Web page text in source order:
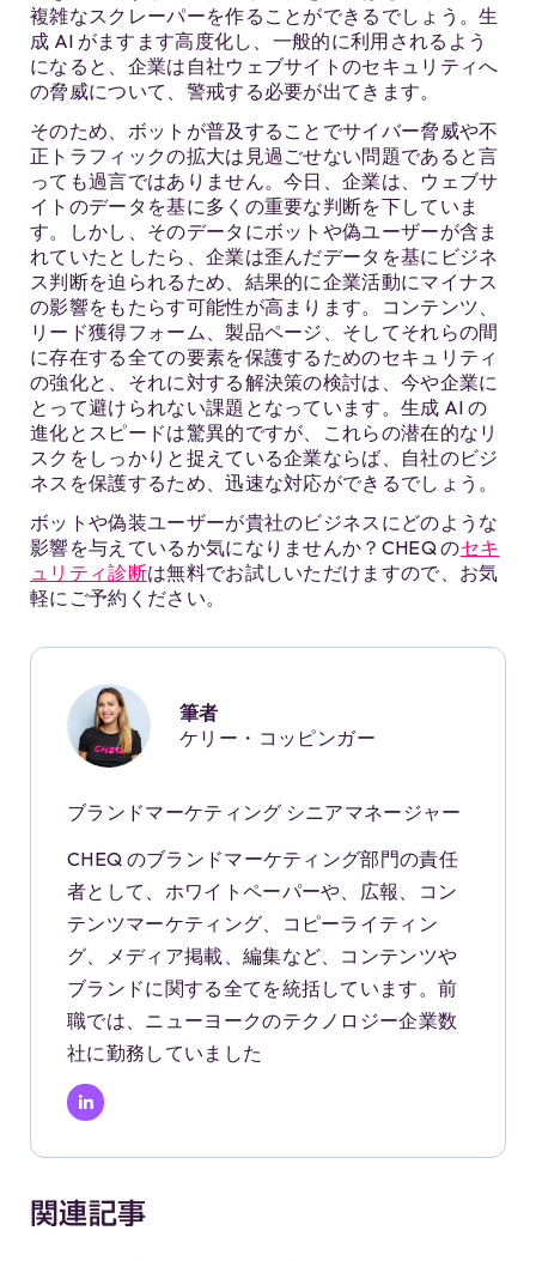
複雑なスクレーパーを作ることができるでしょう。生
成 AI がますます高度化し、一般的に利用されるよう
になると、企業は自社ウェブサイトのセキュリティへ
の脅威について、警戒する必要が出てきます。
そのため、ボットが普及することでサイバー脅威や不
正トラフィックの拡大は見過ごせない問題であると言
っても過言ではありません。今日、企業は、ウェブサ
イトのデータを基に多くの重要な判断を下していま
す。しかし、そのデータにボットや偽ユーザーが含ま
れていたとしたら、企業は歪んだデータを基にビジネ
ス判断を迫られるため、結果的に企業活動にマイナス
の影響をもたらす可能性が高まります。コンテンツ、
リード獲得フォーム、製品ページ、そしてそれらの間
に存在する全ての要素を保護するためのセキュリティ
の強化と、それに対する解決策の検討は、今や企業に
とって避けられない課題となっています。生成 AI の
進化とスピードは驚異的ですが、これらの潜在的なリ
スクをしっかりと捉えている企業ならば、自社のビジ
ネスを保護するため、迅速な対応ができるでしょう。
ボットや偽装ユーザーが貴社のビジネスにどのような
影響を与えているか気になりませんか？CHEQ のセキ
ュリティ診断は無料でお試しいただけますので、お気
軽にご予約ください。
筆者
ケリー・コッピンガー
ブランドマーケティング シニアマネージャー
CHEQ のブランドマーケティング部門の責任
者として、ホワイトペーパーや、広報、コン
テンツマーケティング、コピーライティン
グ、メディア掲載、編集など、コンテンツや
ブランドに関する全てを統括しています。前
職では、ニューヨークのテクノロジー企業数
社に勤務していました
関連記事